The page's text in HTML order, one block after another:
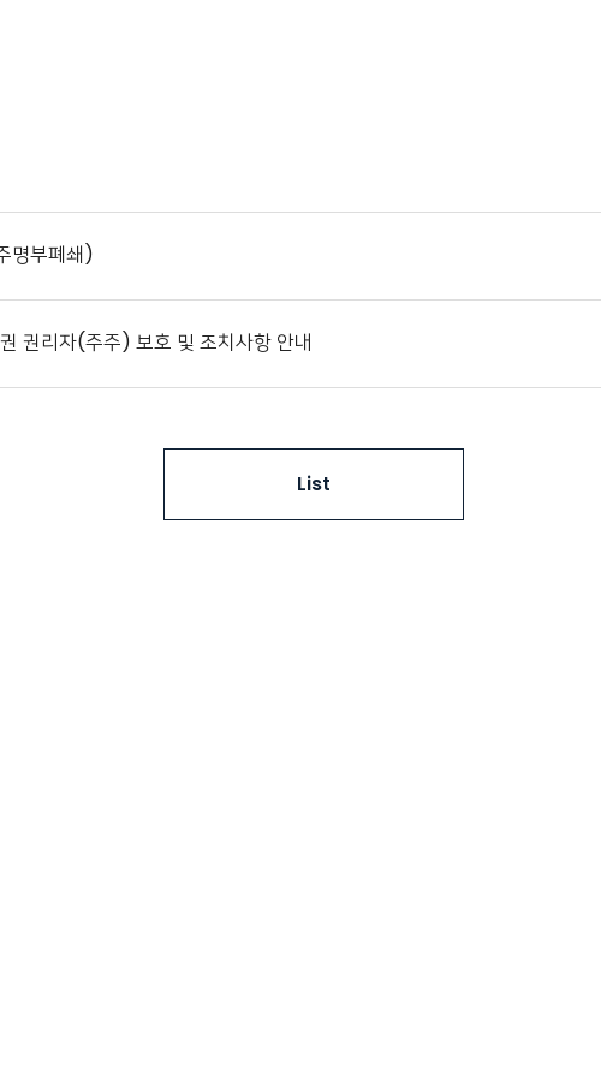
명부폐쇄)
권리자(주주) 보호 및 조치사항 안내
List